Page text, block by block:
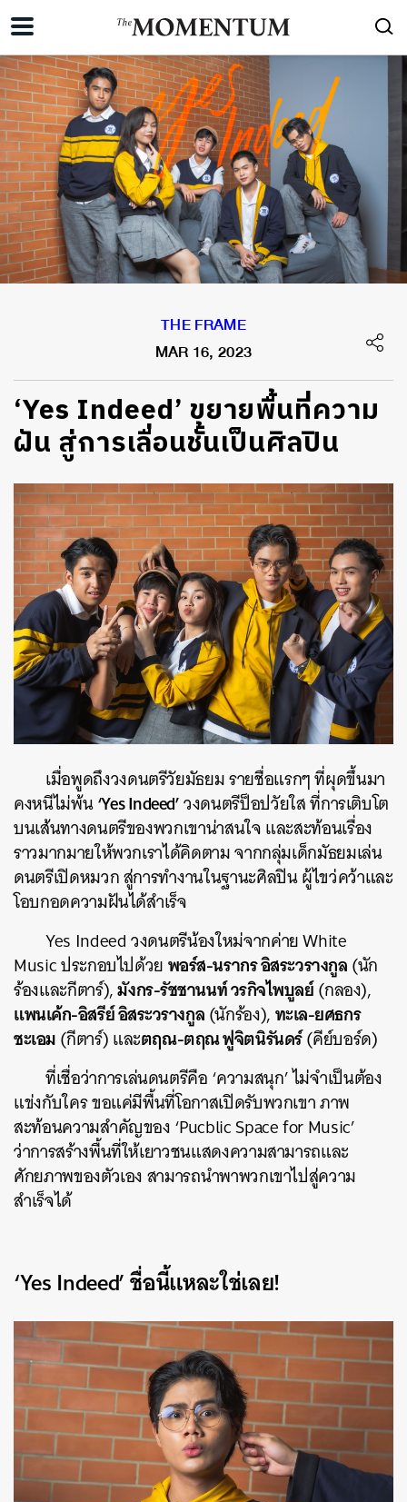
THE FRAME
MAR 16, 2023
‘Yes Indeed’ ขยายพื้นที่ความ
ฝัน สู่การเลื่อนชั้นเป็นศิลปิน
เมื่อพูดถึงวงดนตรีวัยมัธยม รายชื่อแรกๆ ที่ผุดขึ้นมา
คงหนีไม่พ้น‘Yes Indeed’วงดนตรีป็อปวัยใส ที่การเติบโต
บนเส้นทางดนตรีของพวกเขาน่าสนใจ และสะท้อนเรื่อง
ราวมากมายให้พวกเราได้คิดตาม จากกลุ่มเด็กมัธยมเล่น
ดนตรีเปิดหมวก สู่การทำงานในฐานะศิลปิน ผู้ไขว่คว้าและ
โอบกอดความฝันได้สำเร็จ
Yes Indeed วงดนตรีน้องใหม่จากค่าย White
Music ประกอบไปด้วยพอร์ส-นรากร อิสระวรางกูล(นัก
ร้องและกีตาร์),มังกร-รัชชานนท์ วรกิจไพบูลย์(กลอง),
แพนเค้ก-อิสรีย์ อิสระวรางกูล(นักร้อง),ทะเล-ยศธกร
ชะเอม(กีตาร์) และตฤณ-ตฤณ ฟูจิตนิรันดร์(คีย์บอร์ด)
ที่เชื่อว่าการเล่นดนตรีคือ ‘ความสนุก’ ไม่จำเป็นต้อง
แข่งกับใคร ขอแค่มีพื้นที่โอกาสเปิดรับพวกเขา ภาพ
สะท้อนความสำคัญของ ‘Pucblic Space for Music’
ว่าการสร้างพื้นที่ให้เยาวชนแสดงความสามารถและ
ศักยภาพของตัวเอง สามารถนำพาพวกเขาไปสู่ความ
สำเร็จได้
‘Yes Indeed’ ชื่อนี้แหละใช่เลย!